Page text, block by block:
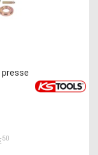
presse
50